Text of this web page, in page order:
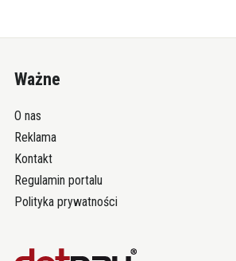
Ważne
O nas
Reklama
Kontakt
Regulamin portalu
Polityka prywatności